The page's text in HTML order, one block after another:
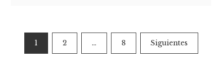
Paginación
de
1 2 … 8 Siguientes